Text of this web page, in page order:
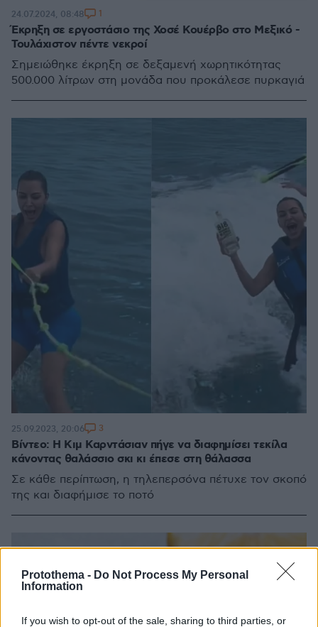
Protothema - Do Not Process My Personal
Information
If you wish to opt-out of the sale, sharing to third parties, or
Έκρηξη σε εργοστάσιο της Χοσέ Κουέρβο στο Μεξικό -
Τουλάχιστον πέντε νεκροί
Σημειώθηκε έκρηξη σε δεξαμενή χωρητικότητας
500.000 λίτρων στη μονάδα που προκάλεσε πυρκαγιά
24.07.2024, 08:48 1
Βίντεο: Η Κιμ Καρντάσιαν πήγε να διαφημίσει τεκίλα
κάνοντας θαλάσσιο σκι κι έπεσε στη θάλασσα
Σε κάθε περίπτωση, η τηλεπερσόνα πέτυχε τον σκοπό
της και διαφήμισε το ποτό
25.09.2023, 20:06 3